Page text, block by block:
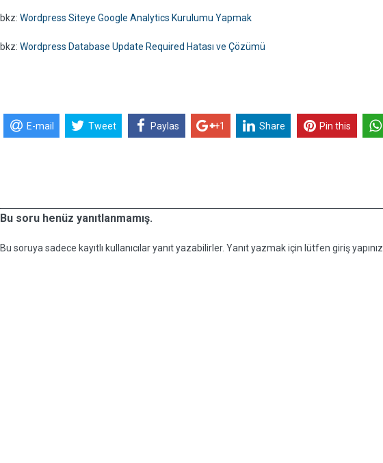
bkz: Wordpress Siteye Google Analytics Kurulumu Yapmak
bkz: Wordpress Database Update Required Hatası ve Çözümü
E-mail Tweet Paylas +1 Share Pin this
Bu soru henüz yanıtlanmamış.
Bu soruya sadece kayıtlı kullanıcılar yanıt yazabilirler. Yanıt yazmak için lütfen giriş yapınız.